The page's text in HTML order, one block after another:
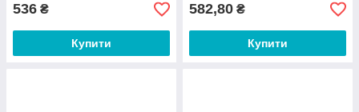
536 ₴
Купити
582,80 ₴
Купити